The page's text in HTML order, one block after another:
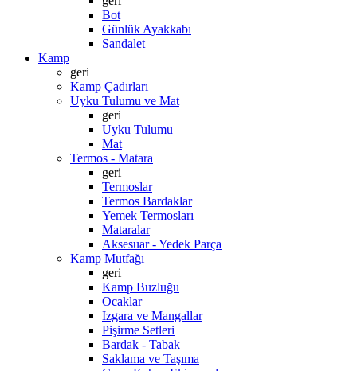
Bot
Günlük Ayakkabı
Sandalet
Kamp
geri
Kamp Çadırları
Uyku Tulumu ve Mat
geri
Uyku Tulumu
Mat
Termos - Matara
geri
Termoslar
Termos Bardaklar
Yemek Termosları
Mataralar
Aksesuar - Yedek Parça
Kamp Mutfağı
geri
Kamp Buzluğu
Ocaklar
Izgara ve Mangallar
Pişirme Setleri
Bardak - Tabak
Saklama ve Taşıma